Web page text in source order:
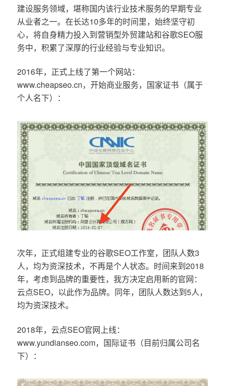
建设服务领域，堪称国内该行业技术服务的早期专业
从业者之一。在长达10多年的时间里，始终坚守初
心，将自身精力投入到营销型外贸建站和谷歌SEO服
务中，积累了深厚的行业经验与专业知识。
2016年，正式上线了第一个网站：
www.cheapseo.cn，开始商业服务，国家证书（属于
个人名下）：
次年，正式组建专业的谷歌SEO工作室，团队人数3
人，均为资深技术，不再是个人状态。时间来到2018
年，考虑到品牌的重要性，我方决定启用新的官网：
云点SEO，以此作为品牌。同年，团队人数达到5人，
均为资深技术。
2018年，云点SEO官网上线：
www.yundianseo.com，国际证书（目前归属公司名
下）：